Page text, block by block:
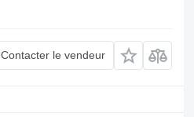
Contacter le vendeur